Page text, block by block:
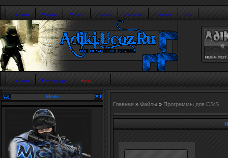
Главная Форум Файлы Статьи Новости Галерея Топ
Главная Регистрация Вход
Меню
Главная » Файлы » Программы для CS:S